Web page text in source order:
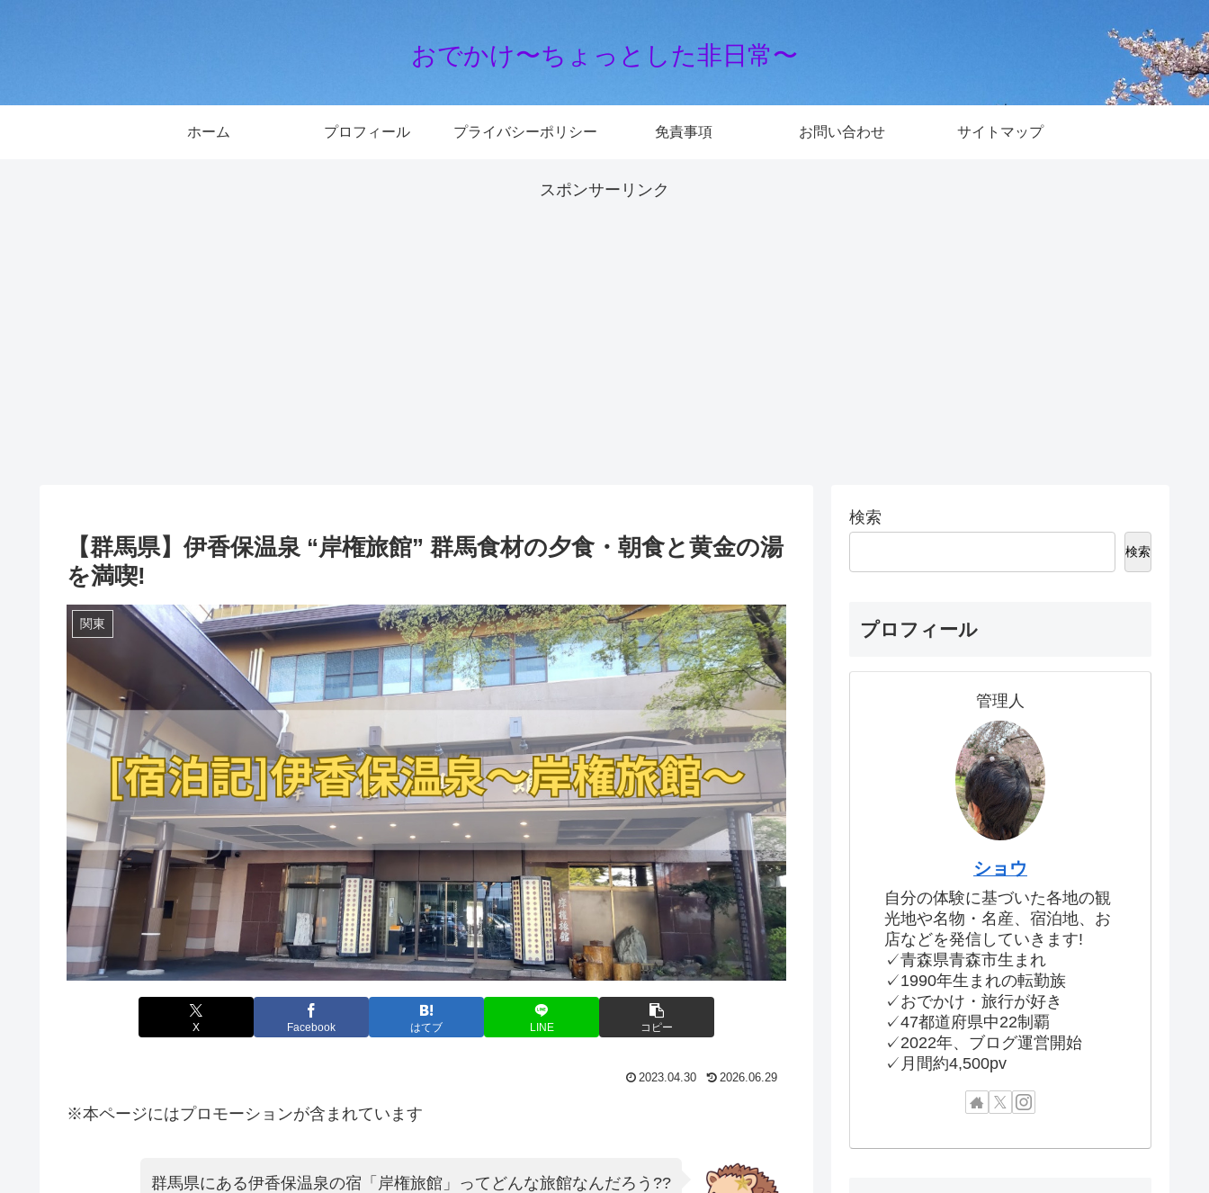
おでかけ〜ちょっとした非日常〜
ホーム プロフィール プライバシーポリシー 免責事項 お問い合わせ サイトマップ
スポンサーリンク
【群馬県】伊香保温泉 “岸権旅館” 群馬食材の夕食・朝食と黄金の湯
を満喫!
関東
X Facebook はてブ LINE コピー
2023.04.30 2026.06.29
※本ページにはプロモーションが含まれています
群馬県にある伊香保温泉の宿「岸権旅館」ってどんな旅館なんだろう??
検索
検索
プロフィール
管理人
ショウ
自分の体験に基づいた各地の観
光地や名物・名産、宿泊地、お
店などを発信していきます!
✓青森県青森市生まれ
✓1990年生まれの転勤族
✓おでかけ・旅行が好き
✓47都道府県中22制覇
✓2022年、ブログ運営開始
✓月間約4,500pv